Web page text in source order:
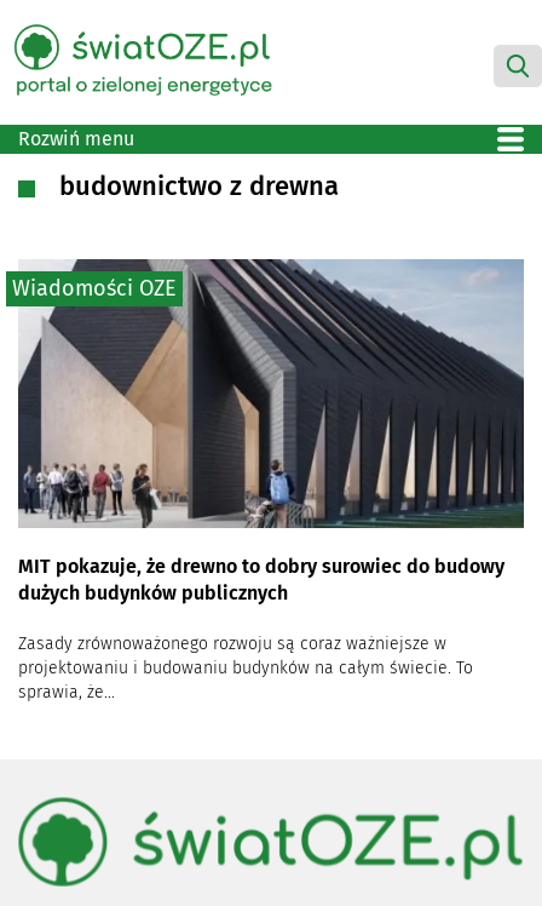
Rozwiń menu
budownictwo z drewna
MIT pokazuje, że drewno to dobry surowiec do budowy
dużych budynków publicznych
Zasady zrównoważonego rozwoju są coraz ważniejsze w
projektowaniu i budowaniu budynków na całym świecie. To
sprawia, że...
Wiadomości OZE